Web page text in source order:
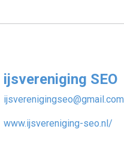
ijsvereniging SEO
ijsverenigingseo@gmail.com
www.ijsvereniging-seo.nl/